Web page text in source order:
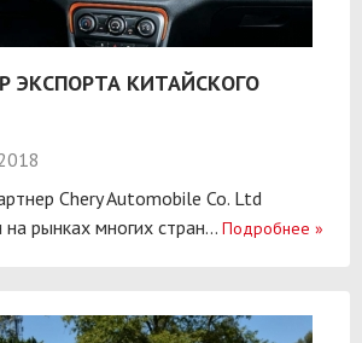
ЭКСПОРТА КИТАЙСКОГО
Chery Automobile Co. Ltd
рынках многих стран... Подробнее »